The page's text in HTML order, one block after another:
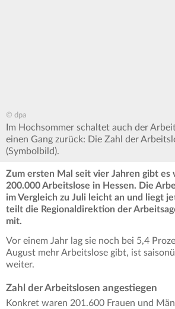
© dpa
Im Hochsommer schaltet auch der
einen Gang zurück: Die Zahl der
(Symbolbild).
Zum ersten Mal seit vier Jahren gibt es
200.000 Arbeitslose in Hessen. Die
im Vergleich zu Juli leicht an und liegt
teilt die Regionaldirektion der
mit.
Vor einem Jahr lag sie noch bei 5,4
August mehr Arbeitslose gibt, ist
weiter.
Zahl der Arbeitslosen angestiegen
Konkret waren 201.600 Frauen und